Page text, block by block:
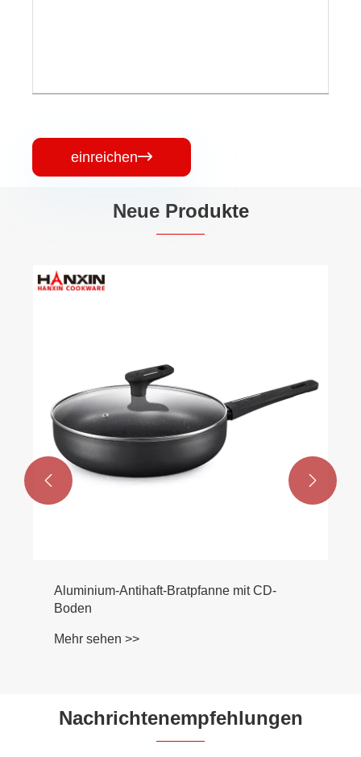
einreichen
Neue Produkte
Aluminium-Antihaft-Bratpfanne mit CD-
Boden
Mehr sehen >>
 
Nachrichtenempfehlungen